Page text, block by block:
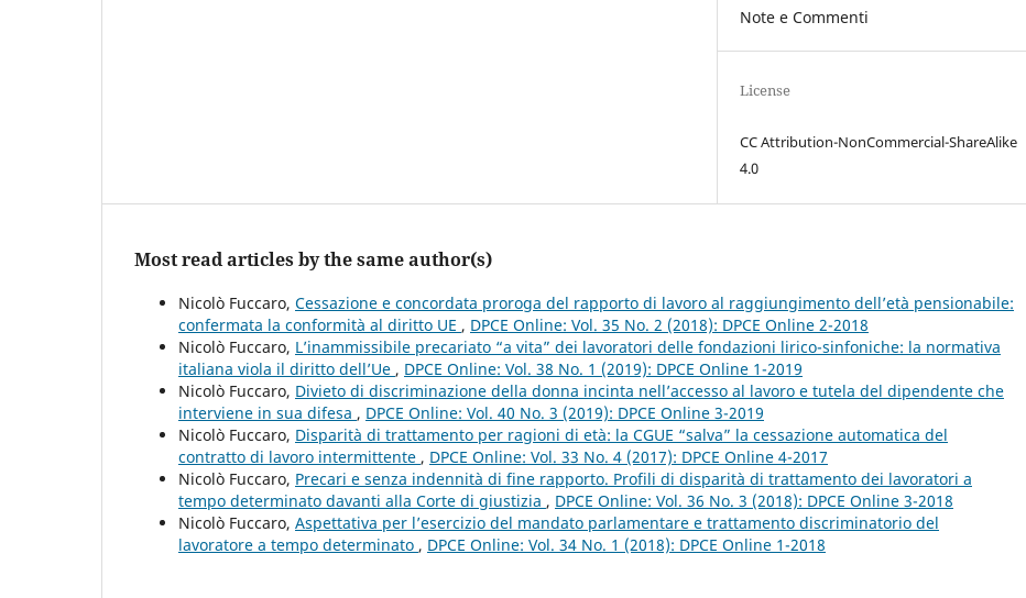
Note e Commenti
License
CC Attribution-NonCommercial-ShareAlike
4.0
Most read articles by the same author(s)
Nicolò Fuccaro, Cessazione e concordata proroga del rapporto di lavoro al raggiungimento dell’età pensionabile:
confermata la conformità al diritto UE , DPCE Online: Vol. 35 No. 2 (2018): DPCE Online 2-2018
Nicolò Fuccaro, L’inammissibile precariato “a vita” dei lavoratori delle fondazioni lirico-sinfoniche: la normativa
italiana viola il diritto dell’Ue , DPCE Online: Vol. 38 No. 1 (2019): DPCE Online 1-2019
Nicolò Fuccaro, Divieto di discriminazione della donna incinta nell’accesso al lavoro e tutela del dipendente che
interviene in sua difesa , DPCE Online: Vol. 40 No. 3 (2019): DPCE Online 3-2019
Nicolò Fuccaro, Disparità di trattamento per ragioni di età: la CGUE “salva” la cessazione automatica del
contratto di lavoro intermittente , DPCE Online: Vol. 33 No. 4 (2017): DPCE Online 4-2017
Nicolò Fuccaro, Precari e senza indennità di fine rapporto. Profili di disparità di trattamento dei lavoratori a
tempo determinato davanti alla Corte di giustizia , DPCE Online: Vol. 36 No. 3 (2018): DPCE Online 3-2018
Nicolò Fuccaro, Aspettativa per l’esercizio del mandato parlamentare e trattamento discriminatorio del
lavoratore a tempo determinato , DPCE Online: Vol. 34 No. 1 (2018): DPCE Online 1-2018